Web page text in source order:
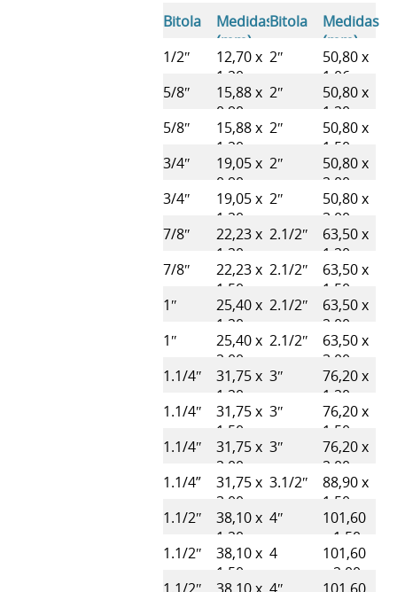
Bitola
Medidas
(mm)
1/2″
12,70 x
1,20
5/8″
15,88 x
0,90
5/8″
15,88 x
1,20
3/4″
19,05 x
0,90
3/4″
19,05 x
1,20
7/8″
22,23 x
1,20
7/8″
22,23 x
1,50
1″
25,40 x
1,20
1″
25,40 x
2,00
1.1/4″
31,75 x
1,20
1.1/4″
31,75 x
1,50
1.1/4″
31,75 x
2,00
1.1/4”
31,75 x
3,00
1.1/2″
38,10 x
1,20
1.1/2″
38,10 x
1,50
Bitola
Medidas
(mm)
2″
50,80 x
1,06
2″
50,80 x
1,20
2″
50,80 x
1,50
2″
50,80 x
2,00
2″
50,80 x
3,00
2.1/2″
63,50 x
1,20
2.1/2″
63,50 x
1,50
2.1/2″
63,50 x
2,00
2.1/2″
63,50 x
3,00
3″
76,20 x
1,20
3″
76,20 x
1,50
3″
76,20 x
2,00
3.1/2″
88,90 x
1,50
4″
101,60
x 1,50
4
101,60
x 2,00